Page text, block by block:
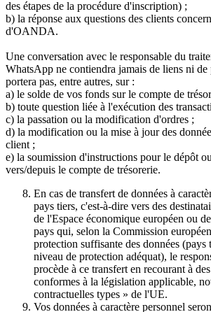
des étapes de la procédure d'inscription) ;
b) la réponse aux questions des clients
d'OANDA.
Une conversation avec le responsable du
WhatsApp ne contiendra jamais de liens ni de
portera pas, entre autres, sur :
a) le solde de vos fonds sur le compte de
b) toute question liée à l'exécution des
c) la passation ou la modification d'ordres ;
d) la modification ou la mise à jour des
client ;
e) la soumission d'instructions pour le dépôt
vers/depuis le compte de trésorerie.
En cas de transfert de données à
pays tiers, c'est-à-dire vers des
de l'Espace économique européen ou
pays qui, selon la Commission
protection suffisante des données (pays
niveau de protection adéquat), le
procède à ce transfert en recourant à
conformes à la législation applicable,
contractuelles types » de l'UE.
Vos données à caractère personnel